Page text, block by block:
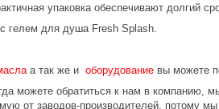
упаковка обеспечивают долгий
гелем для душа Fresh Splash.
а так же и оборудование вы можете
можете обратиться к нам в компанию,
от заводов-производителей, потому